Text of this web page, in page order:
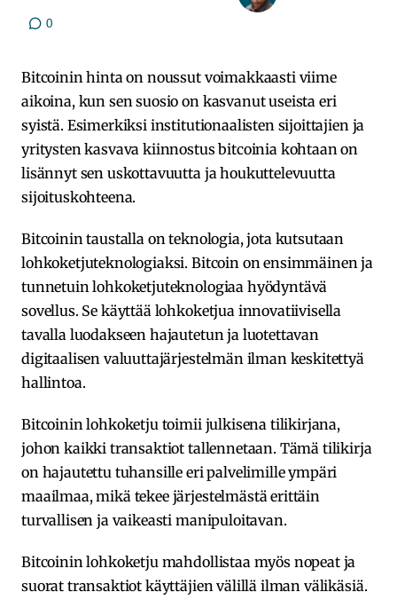
0
Bitcoinin hinta on noussut voimakkaasti viime
aikoina, kun sen suosio on kasvanut useista eri
syistä. Esimerkiksi institutionaalisten sijoittajien ja
yritysten kasvava kiinnostus bitcoinia kohtaan on
lisännyt sen uskottavuutta ja houkuttelevuutta
sijoituskohteena.
Bitcoinin taustalla on teknologia, jota kutsutaan
lohkoketjuteknologiaksi. Bitcoin on ensimmäinen ja
tunnetuin lohkoketjuteknologiaa hyödyntävä
sovellus. Se käyttää lohkoketjua innovatiivisella
tavalla luodakseen hajautetun ja luotettavan
digitaalisen valuuttajärjestelmän ilman keskitettyä
hallintoa.
Bitcoinin lohkoketju toimii julkisena tilikirjana,
johon kaikki transaktiot tallennetaan. Tämä tilikirja
on hajautettu tuhansille eri palvelimille ympäri
maailmaa, mikä tekee järjestelmästä erittäin
turvallisen ja vaikeasti manipuloitavan.
Bitcoinin lohkoketju mahdollistaa myös nopeat ja
suorat transaktiot käyttäjien välillä ilman välikäsiä.